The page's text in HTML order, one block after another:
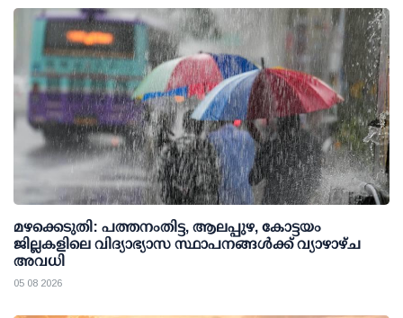
മഴക്കെടുതി: പത്തനംതിട്ട, ആലപ്പുഴ, കോട്ടയം
ജില്ലകളിലെ വിദ്യാഭ്യാസ സ്ഥാപനങ്ങള്‍ക്ക് വ്യാഴാഴ്ച
അവധി
05 08 2026